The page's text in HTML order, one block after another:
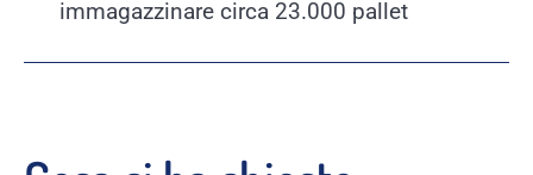
immagazzinare circa 23.000 pallet